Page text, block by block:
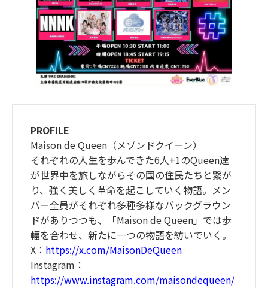
PROFILE
Maison de Queen（メゾンドクイーン）
それぞれの⼈⽣を歩んできた6⼈+1のQueen達
が世界中を旅しながらその国の住⺠たちと繋が
り、強く美しく⾰命を起こしていく物語。メン
バー全員がそれぞれ多種多様なバックグラウン
ドがありつつも、「Maison de Queen」では歩
幅を合わせ、新たに⼀つの物語を紡いでいく。
X： https://x.com/MaisonDeQueen
Instagram：
https://www.instagram.com/maisondequeen/